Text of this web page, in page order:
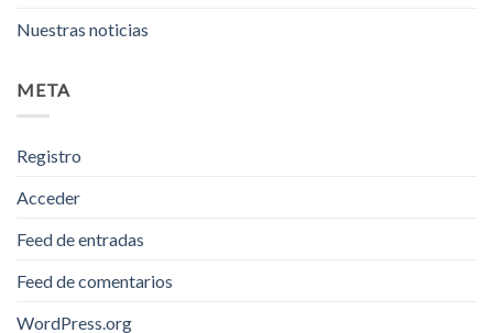
Nuestras noticias
META
Registro
Acceder
Feed de entradas
Feed de comentarios
WordPress.org